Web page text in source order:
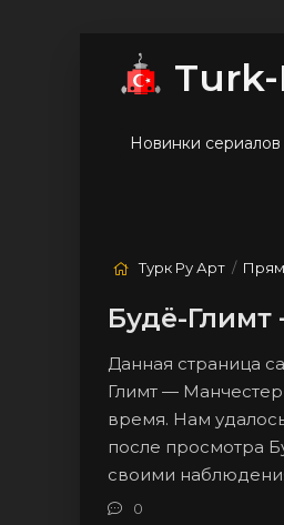
Новинки сериалов
Турк Ру Арт /
Будё-Глимт
Данная страница
Глимт —
время. Нам
после просмотра
своими
0